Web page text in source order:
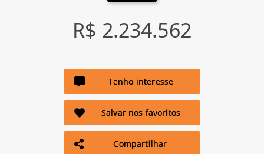
R$ 2.234.562
Tenho interesse
Salvar nos favoritos
Compartilhar